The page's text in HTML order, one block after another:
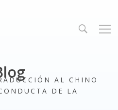
AL CHINO
DE LA